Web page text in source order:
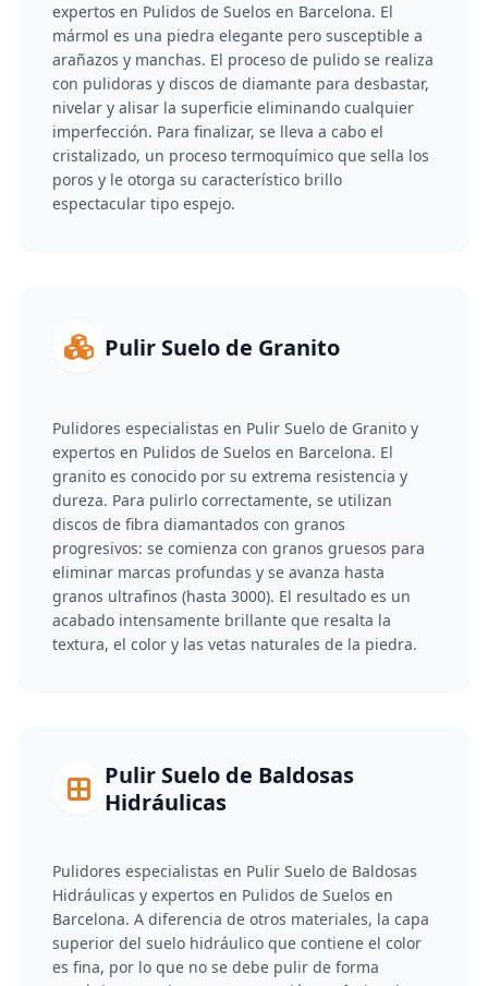
expertos en Pulidos de Suelos en Barcelona. El
mármol es una piedra elegante pero susceptible a
arañazos y manchas. El proceso de pulido se realiza
con pulidoras y discos de diamante para desbastar,
nivelar y alisar la superficie eliminando cualquier
imperfección. Para finalizar, se lleva a cabo el
cristalizado, un proceso termoquímico que sella los
poros y le otorga su característico brillo
espectacular tipo espejo.
Pulir Suelo de Granito
Pulidores especialistas en Pulir Suelo de Granito y
expertos en Pulidos de Suelos en Barcelona. El
granito es conocido por su extrema resistencia y
dureza. Para pulirlo correctamente, se utilizan
discos de fibra diamantados con granos
progresivos: se comienza con granos gruesos para
eliminar marcas profundas y se avanza hasta
granos ultrafinos (hasta 3000). El resultado es un
acabado intensamente brillante que resalta la
textura, el color y las vetas naturales de la piedra.
Pulir Suelo de Baldosas
Hidráulicas
Pulidores especialistas en Pulir Suelo de Baldosas
Hidráulicas y expertos en Pulidos de Suelos en
Barcelona. A diferencia de otros materiales, la capa
superior del suelo hidráulico que contiene el color
es fina, por lo que no se debe pulir de forma